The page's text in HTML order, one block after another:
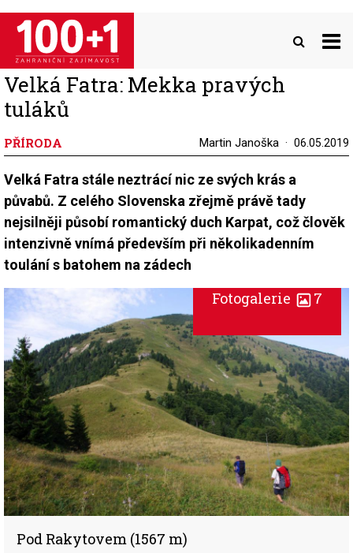
Přejít
hlavnímu
obsahu
Velká Fatra: Mekka pravých
tuláků
PŘÍRODA Martin Janoška 06.05.2019
Velká Fatra stále neztrácí nic ze svých krás a
půvabů. Z celého Slovenska zřejmě právě tady
nejsilněji působí romantický duch Karpat, což člověk
intenzivně vnímá především při několikadenním
toulání s batohem na zádech
Pod Rakytovem (1567 m)
Fotogalerie 7